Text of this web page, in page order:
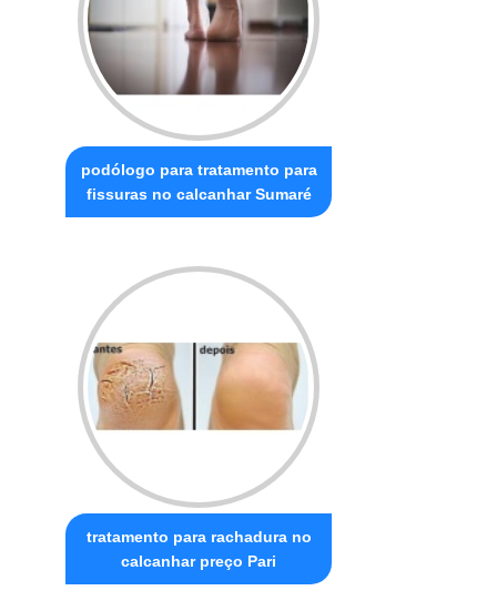
podólogo para tratamento para
fissuras no calcanhar Sumaré
tratamento para rachadura no
calcanhar preço Pari